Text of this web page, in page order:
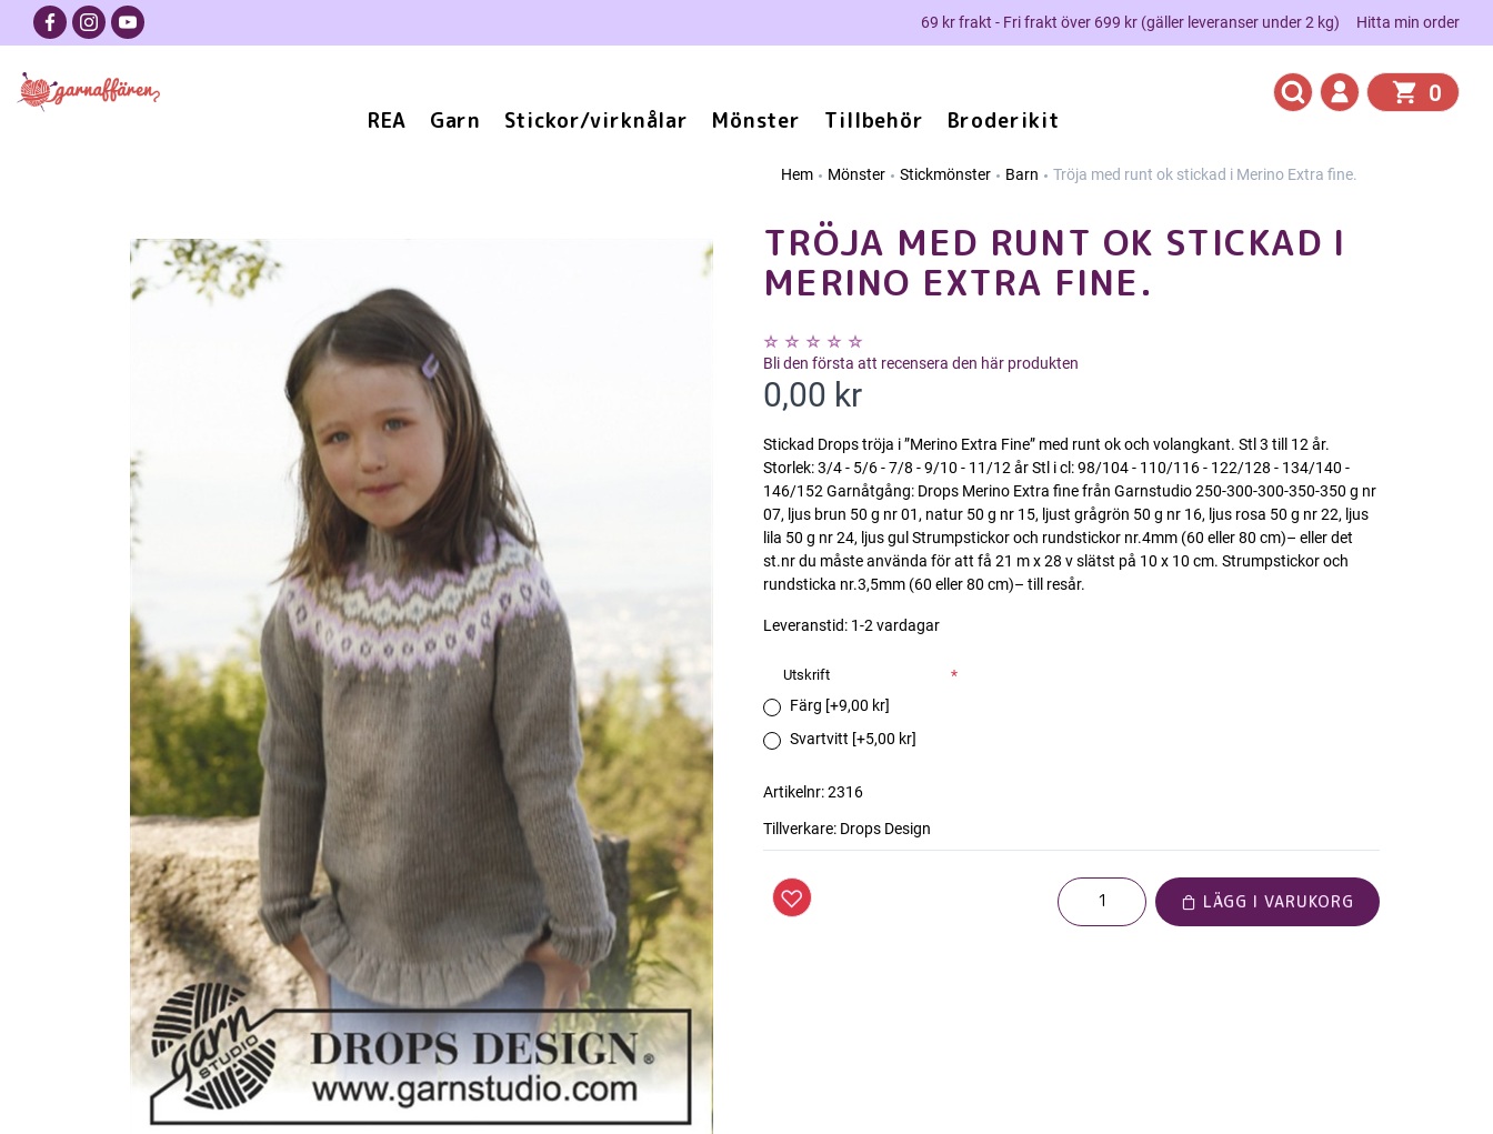
69 kr frakt - Fri frakt över 699 kr (gäller leveranser under 2 kg) Hitta min order
REA Garn Stickor/virknålar Mönster Tillbehör Broderikit
0
Hem Mönster Stickmönster Barn Tröja med runt ok stickad i Merino Extra fine.
TRÖJA MED RUNT OK STICKAD I
MERINO EXTRA FINE.
Bli den första att recensera den här produkten
0,00 kr
Stickad Drops tröja i ”Merino Extra Fine” med runt ok och volangkant. Stl 3 till 12 år.
Storlek: 3/4 - 5/6 - 7/8 - 9/10 - 11/12 år Stl i cl: 98/104 - 110/116 - 122/128 - 134/140 -
146/152 Garnåtgång: Drops Merino Extra fine från Garnstudio 250-300-300-350-350 g nr
07, ljus brun 50 g nr 01, natur 50 g nr 15, ljust grågrön 50 g nr 16, ljus rosa 50 g nr 22, ljus
lila 50 g nr 24, ljus gul Strumpstickor och rundstickor nr.4mm (60 eller 80 cm)– eller det
st.nr du måste använda för att få 21 m x 28 v slätst på 10 x 10 cm. Strumpstickor och
rundsticka nr.3,5mm (60 eller 80 cm)– till resår.
Leveranstid: 1-2 vardagar
Utskrift
*
Färg [+9,00 kr]
Svartvitt [+5,00 kr]
Artikelnr:2316
Tillverkare: Drops Design
LÄGG I VARUKORG